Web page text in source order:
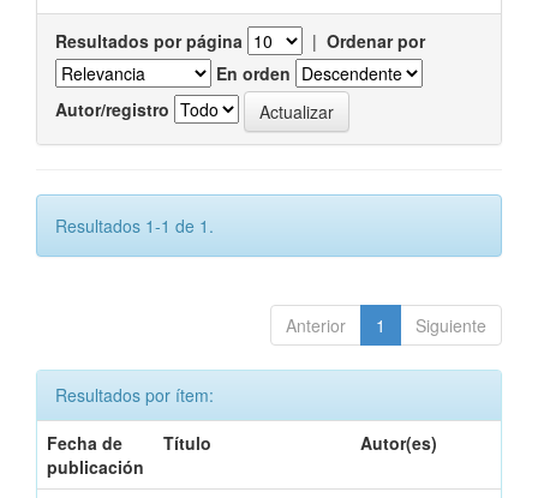
Resultados por página | Ordenar por
En orden
Autor/registro
Resultados 1-1 de 1.
Anterior 1 Siguiente
Resultados por ítem:
Fecha de
publicación
Título Autor(es)